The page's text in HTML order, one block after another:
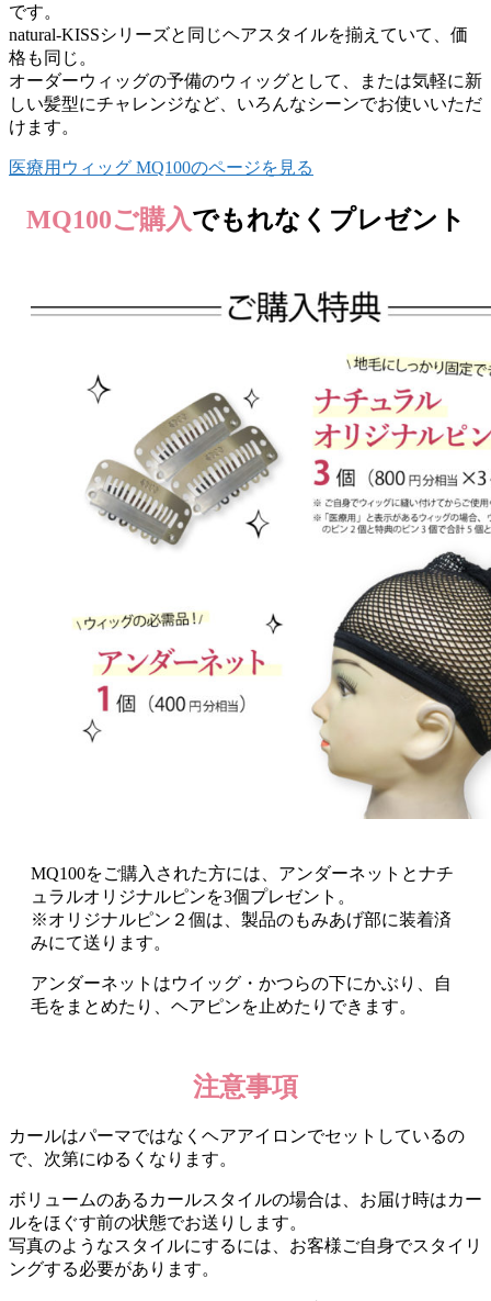
です。
natural-KISSシリーズと同じヘアスタイルを揃えていて、価
格も同じ。
オーダーウィッグの予備のウィッグとして、または気軽に新
しい髪型にチャレンジなど、いろんなシーンでお使いいただ
けます。
医療用ウィッグ MQ100のページを見る
MQ100ご購入でもれなくプレゼント
MQ100をご購入された方には、アンダーネットとナチ
ュラルオリジナルピンを3個プレゼント。
※オリジナルピン２個は、製品のもみあげ部に装着済
みにて送ります。
アンダーネットはウイッグ・かつらの下にかぶり、自
毛をまとめたり、ヘアピンを止めたりできます。
注意事項
カールはパーマではなくヘアアイロンでセットしているの
で、次第にゆるくなります。
ボリュームのあるカールスタイルの場合は、お届け時はカー
ルをほぐす前の状態でお送りします。
写真のようなスタイルにするには、お客様ご自身でスタイリ
ングする必要があります。